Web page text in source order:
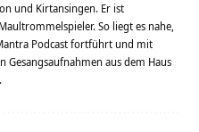
und Kirtansingen. Er ist
So liegt es nahe,
Podcast fortführt und mit
Gesangsaufnahmen aus dem Haus